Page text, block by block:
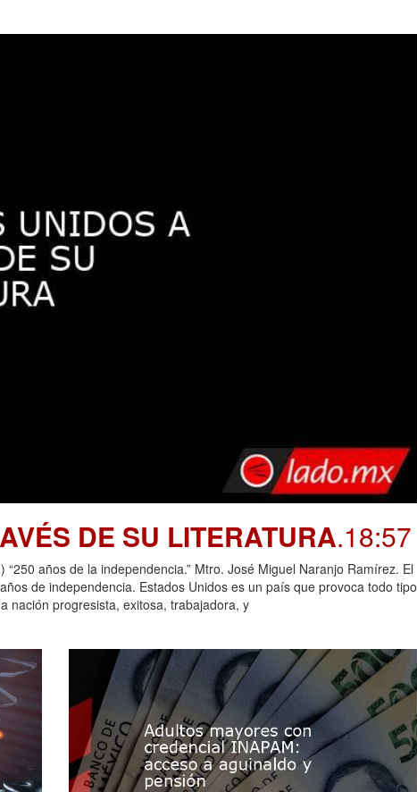
DE SU LITERATURA.18:57
“250 años de la independencia.” Mtro. José Miguel Naranjo Ramírez. El
de independencia. Estados Unidos es un país que provoca todo tipo
nación progresista, exitosa, trabajadora, y